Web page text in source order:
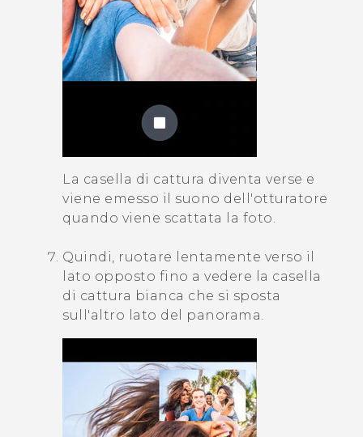
La casella di cattura diventa verse e
viene emesso il suono dell'otturatore
quando viene scattata la foto.
Quindi, ruotare lentamente verso il
lato opposto fino a vedere la casella
di cattura bianca che si sposta
sull'altro lato del panorama.